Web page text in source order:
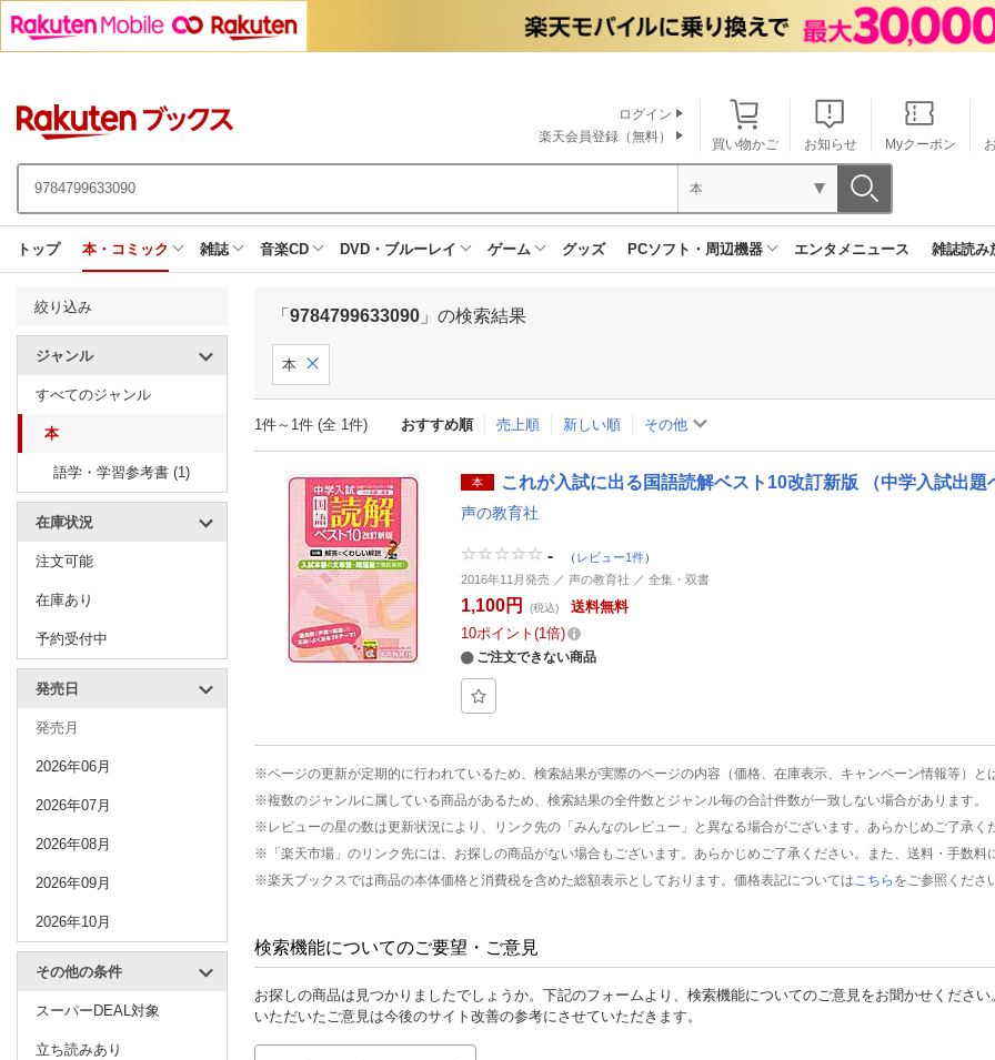
買い物かご お知らせ Myクーポン
ログイン
楽天会員登録（無料）
本
トップ 本・コミック 雑誌 音楽CD DVD・ブルーレイ ゲーム グッズ PCソフト・周辺機器 エンタメニュース 雑誌読み
絞り込み
ジャンル
すべてのジャンル
本
語学・学習参考書 (1)
在庫状況
注文可能
在庫あり
予約受付中
発売日
発売月
2026年06月
2026年07月
2026年08月
2026年09月
2026年10月
その他の条件
スーパーDEAL対象
立ち読みあり
「 9784799633090 」の検索結果
本
1件～1件 (全 1件) おすすめ順 売上順 新しい順 その他
本 これが入試に出る国語読解ベスト10改訂新版 （中学入試出題
声の教育社
- （ レビュー1件）
2016年11月発売 ／ 声の教育社 ／ 全集・双書
1,100円 (税込)
送料無料
10ポイント 1倍
ご注文できない商品
※ページの更新が定期的に行われているため、検索結果が実際のページの内容（価格、在庫表示、キャンペーン情報等）と
※複数のジャンルに属している商品があるため、検索結果の全件数とジャンル毎の合計件数が一致しない場合があります。
※レビューの星の数は更新状況により、リンク先の「みんなのレビュー」と異なる場合がございます。あらかじめご了承く
※「楽天市場」のリンク先には、お探しの商品がない場合もございます。あらかじめご了承ください。また、送料・手数料
※楽天ブックスでは商品の本体価格と消費税を含めた総額表示としております。価格表記については こちら をご参照くださ
検索機能についてのご要望・ご意見
お探しの商品は見つかりましたでしょうか。下記のフォームより、検索機能についてのご意見をお聞かせください
いただいたご意見は今後のサイト改善の参考にさせていただきます。